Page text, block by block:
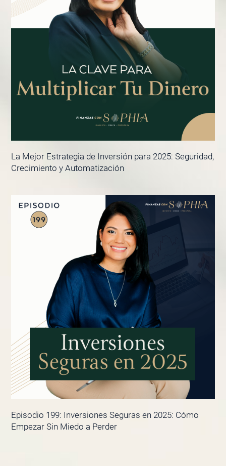
La Mejor Estrategia de Inversión para 2025: Seguridad,
Crecimiento y Automatización
Episodio 199: Inversiones Seguras en 2025: Cómo
Empezar Sin Miedo a Perder